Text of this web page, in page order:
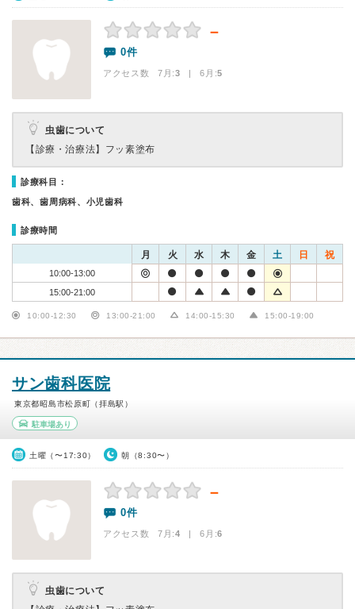
－
0件
アクセス数 7月:3 | 6月:5
虫歯について
【診療・治療法】 フッ素塗布
診療科目：
歯科、歯周病科、小児歯科
診療時間
月 火 水 木 金 土 日 祝
10:00-13:00
15:00-21:00
10:00-12:30 13:00-21:00 14:00-15:30 15:00-19:00
サン歯科医院
東京都昭島市松原町（拝島駅）
駐車場あり
土曜（〜17:30） 朝（8:30〜）
－
0件
アクセス数 7月:4 | 6月:6
虫歯について